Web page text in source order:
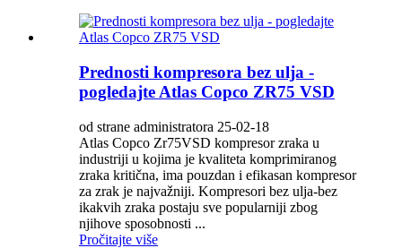
Prednosti kompresora bez ulja -
pogledajte Atlas Copco ZR75 VSD
od strane administratora 25-02-18
Atlas Copco Zr75VSD kompresor zraka u
industriji u kojima je kvaliteta komprimiranog
zraka kritična, ima pouzdan i efikasan kompresor
za zrak je najvažniji. Kompresori bez ulja-bez
ikakvih zraka postaju sve popularniji zbog
njihove sposobnosti ...
Pročitajte više